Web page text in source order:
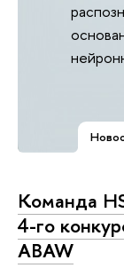
Команда
4-го
ABAW